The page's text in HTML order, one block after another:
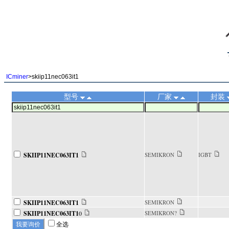
ICminer>skiip11nec063it1
型号 厂家 封装
SKIIP11NEC063IT1 SEMIKRON IGBT
SKIIP11NEC063IT1 SEMIKRON
SKIIP11NEC063IT10 SEMIKRON?
全选